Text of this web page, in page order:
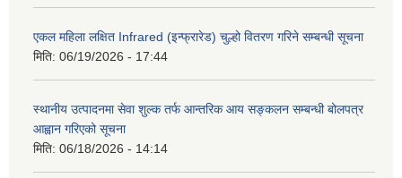
एकल महिला लक्षित Infrared (इन्फ्रारेड) चुल्हो वितरण गरिने सम्बन्धी सूचना
मिति: 06/19/2026 - 17:44
स्थानीय उत्पादनमा सेवा शुल्क तर्फ आन्तरिक आय सङ्कलन सम्बन्धी बोलपत्र
आह्वान गरिएको सूचना
मिति: 06/18/2026 - 14:14